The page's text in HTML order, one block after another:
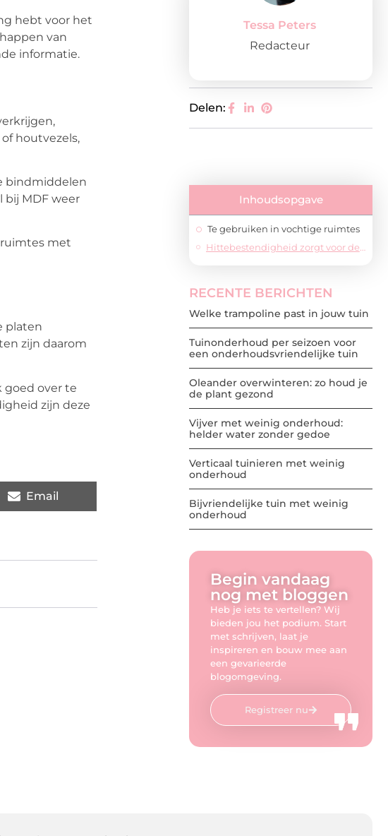
hebt voor het
van
informatie.
houtvezels,
bindmiddelen
bij MDF weer
met
platen
zijn daarom
goed over te
zijn deze
Email
Tessa Peters
Redacteur
Delen:
Inhoudsopgave
Te gebruiken in vochtige ruimtes
RECENTE BERICHTEN
Welke trampoline past in jouw tuin
Tuinonderhoud per seizoen voor
een onderhoudsvriendelijke tuin
Oleander overwinteren: zo houd je
de plant gezond
Vijver met weinig onderhoud:
helder water zonder gedoe
Verticaal tuinieren met weinig
onderhoud
Bijvriendelijke tuin met weinig
onderhoud
Begin vandaag
nog met bloggen
Heb je iets te vertellen? Wij
bieden jou het podium. Start
met schrijven, laat je
inspireren en bouw mee aan
een gevarieerde
blogomgeving.
Registreer nu